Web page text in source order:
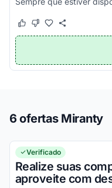
Este cupom funcionou
Este cupom não
6 ofertas Miranty
Verificado
Realize suas
aproveite com